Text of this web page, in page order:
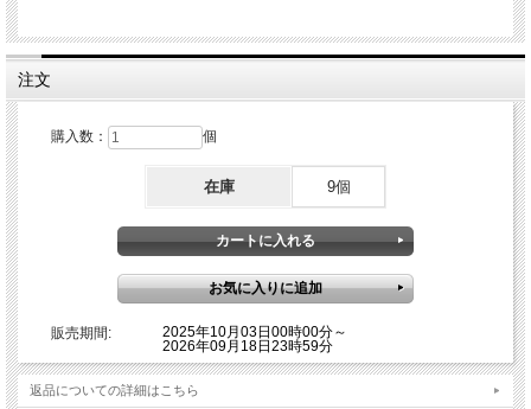
それ以外の殺菌剤、殺虫剤等使用していませんので安心してご利用ください。
注文
購入数： 個
在庫 9個
販売期間:
2025年10月03日00時00分～
2026年09月18日23時59分
返品についての詳細はこちら